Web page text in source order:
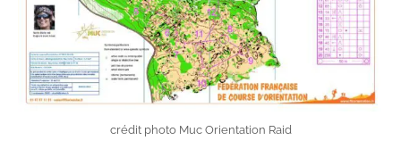
crédit photo Muc Orientation Raid